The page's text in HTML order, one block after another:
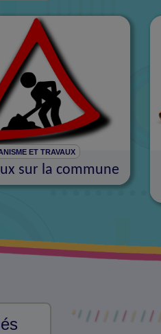
ET TRAVAUX
sur la commune